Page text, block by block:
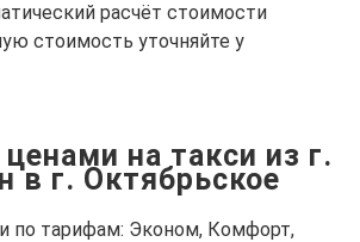
расчёт стоимости
стоимость уточняйте у
на такси из г.
в г. Октябрьское
по тарифам: Эконом, Комфорт,